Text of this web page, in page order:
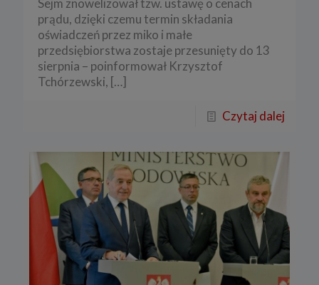
Sejm znowelizował tzw. ustawę o cenach
prądu, dzięki czemu termin składania
oświadczeń przez miko i małe
przedsiębiorstwa zostaje przesunięty do 13
sierpnia – poinformował Krzysztof
Tchórzewski, […]
Czytaj dalej